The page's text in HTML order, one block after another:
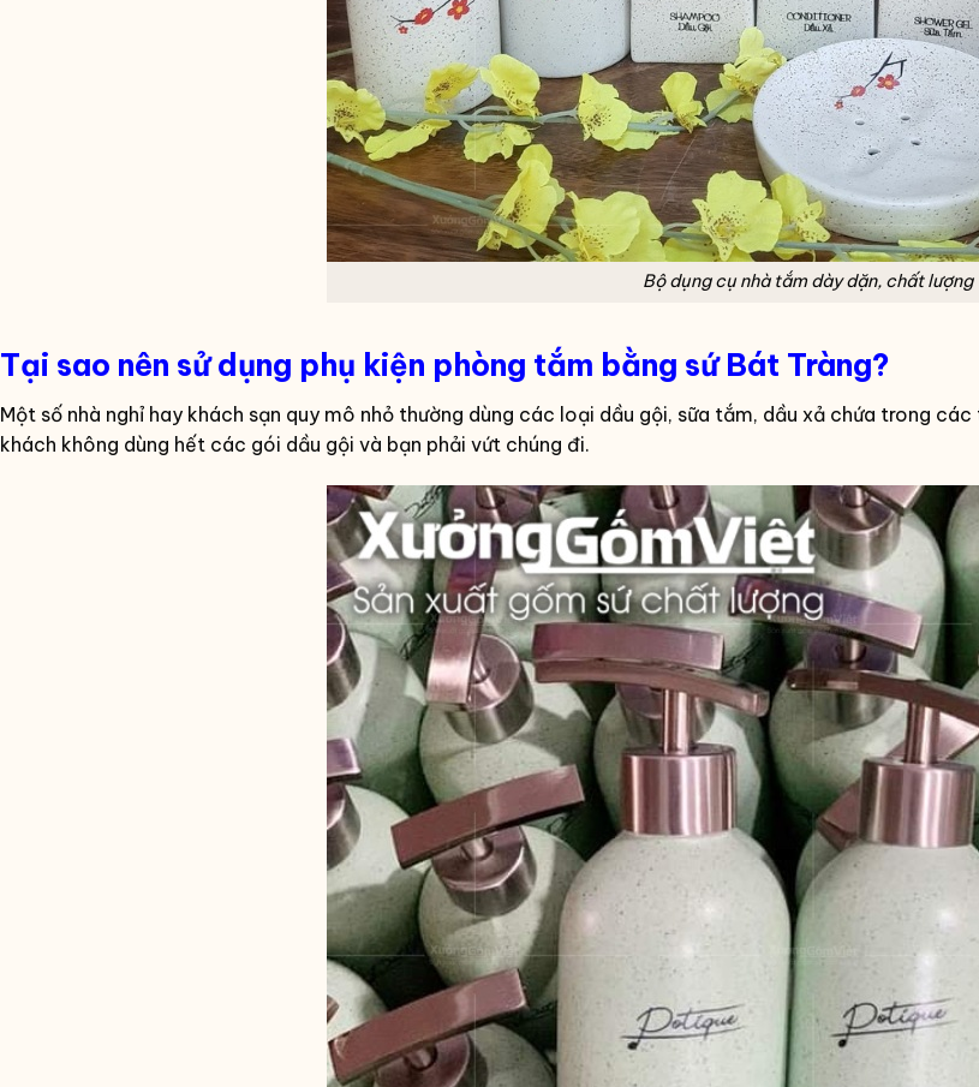
Bộ dụng cụ nhà tắm dày dặn, chất lượng
Tại sao nên sử dụng phụ kiện phòng tắm bằng sứ Bát Tràng?
Một số nhà nghỉ hay khách sạn quy mô nhỏ thường dùng các loại dầu gội, sữa tắm, dầu xả chứa trong các
khách không dùng hết các gói dầu gội và bạn phải vứt chúng đi.